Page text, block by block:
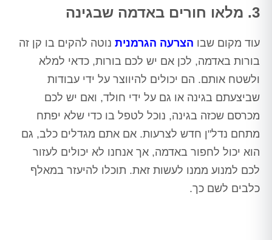
3. מלאו חורים באדמה שבגינה
עוד מקום שבו הצרעה הגרמנית נוטה להקים בו קן זה
בורות באדמה, לכן אם יש לכם בורות, כדאי למלא
ולשטח אותם. הם יכולים להיווצר על ידי עבודות
שביצעתם בגינה או גם על ידי חולד, ואם יש לכם
מכרסם שכזה בגינה, נוכל לטפל בו כדי שלא יפתח
מתחם נדל"ן חדש לצרעות. אם אתם מגדלים כלב, גם
הוא יכול לחפור באדמה, אך אנחנו לא יכולים לעזור
לכם למנוע ממנו לעשות זאת. תוכלו להיעזר במאלף
כלבים לשם כך.